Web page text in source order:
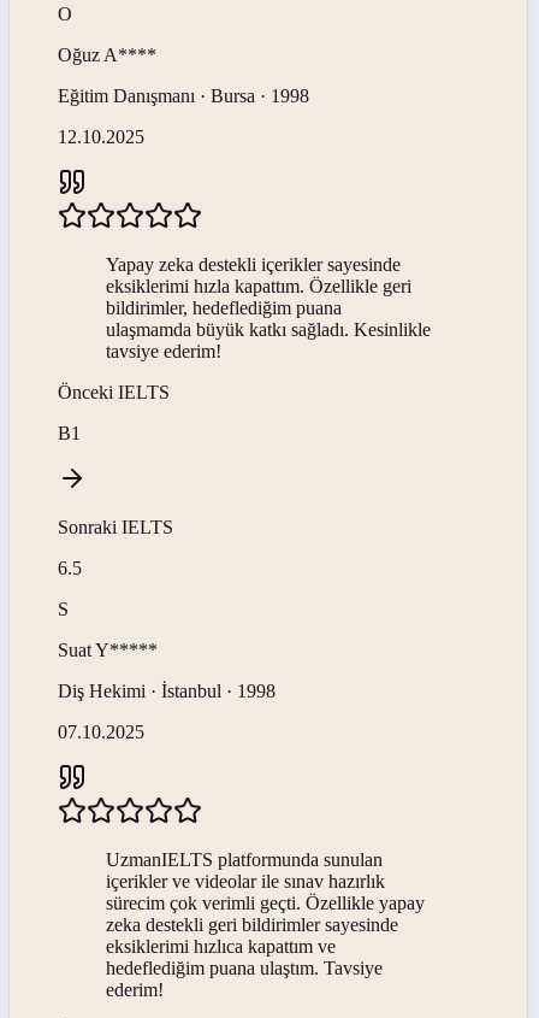
O
Oğuz A****
Eğitim Danışmanı · Bursa · 1998
12.10.2025
Yapay zeka destekli içerikler sayesinde
eksiklerimi hızla kapattım. Özellikle geri
bildirimler, hedeflediğim puana
ulaşmamda büyük katkı sağladı. Kesinlikle
tavsiye ederim!
Önceki IELTS
B1
Sonraki IELTS
6.5
S
SuatY*****
Diş Hekimi · İstanbul · 1998
07.10.2025
UzmanIELTS platformunda sunulan
içerikler ve videolar ile sınav hazırlık
sürecim çok verimli geçti. Özellikle yapay
zeka destekli geri bildirimler sayesinde
eksiklerimi hızlıca kapattım ve
hedeflediğim puana ulaştım. Tavsiye
ederim!